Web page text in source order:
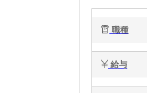
職種
給与